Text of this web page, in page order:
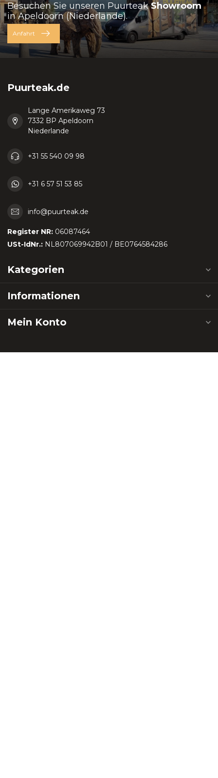
Besuchen Sie unseren PuurteakShowroom
in Apeldoorn (Niederlande).
Anfahrt
Puurteak.de
Lange Amerikaweg 73
7332 BP Apeldoorn
Niederlande
+31 55 540 09 98
+31 6 57 51 53 85
info@puurteak.de
Register NR: 06087464
USt-IdNr.: NL807069942B01 / BE0764584286
Kategorien
Informationen
Mein Konto